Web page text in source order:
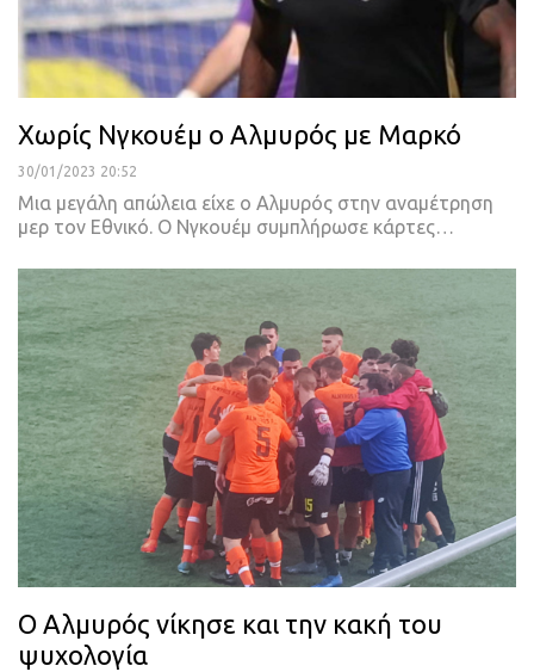
Χωρίς Νγκουέμ ο Αλμυρός με Μαρκό
30/01/2023 20:52
Μια μεγάλη απώλεια είχε ο Αλμυρός στην αναμέτρηση
μερ τον Εθνικό. Ο Νγκουέμ συμπλήρωσε κάρτες
Ο Αλμυρός νίκησε και την κακή του
ψυχολογία